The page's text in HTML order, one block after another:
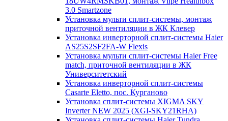
3.0 Smartzone
Установка мульти сплит-системы, монтаж
приточной вентиляции в ЖК Клевер
Установка инверторной сплит-системы Haier
AS25S2SF2FA-W Flexis
Установка мульти сплит-системы Haier Free
match, приточной вентиляции в ЖК
Университетский
Установка инверторной сплит-системы
Casarte Eletto, пос. Курганово
Установка сплит-системы XIGMA SKY
Inverter NEW 2025 (XGI-SKY21RHA)